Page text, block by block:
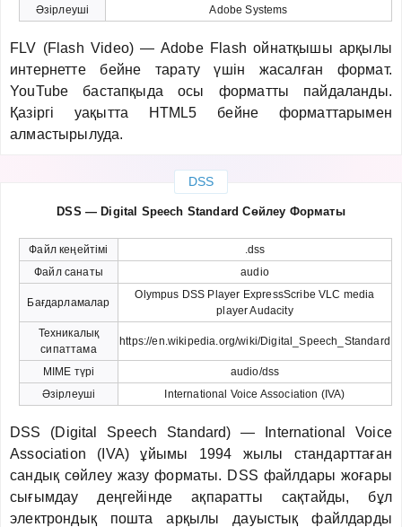
Әзірлеуші
Adobe Systems
FLV (Flash Video) — Adobe Flash ойнатқышы арқылы
интернетте бейне тарату үшін жасалған формат.
YouTube бастапқыда осы форматты пайдаланды.
Қазіргі уақытта HTML5 бейне форматтарымен
алмастырылуда.
DSS
DSS — Digital Speech Standard Сөйлеу Форматы
Файл кеңейтімі
.dss
Файл санаты
audio
Бағдарламалар
Olympus DSS Player ExpressScribe VLC media
player Audacity
Техникалық
сипаттама
https://en.wikipedia.org/wiki/Digital_Speech_Standard
MIME түрі
audio/dss
Әзірлеуші
International Voice Association (IVA)
DSS (Digital Speech Standard) — International Voice
Association (IVA) ұйымы 1994 жылы стандарттаған
сандық сөйлеу жазу форматы. DSS файлдары жоғары
сығымдау деңгейінде ақпаратты сақтайды, бұл
электрондық пошта арқылы дауыстық файлдарды